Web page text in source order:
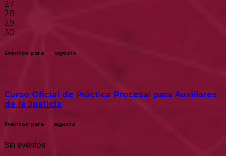
27
28
29
30
Eventos para agosto
Curso Oficial de Práctica Procesal para Auxiliares
de la Justicia
Eventos para agosto
Sin eventos